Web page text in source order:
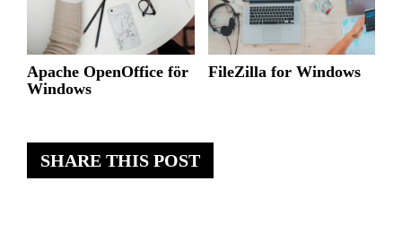
SHARE THIS POST
Apache OpenOffice för
Windows
FileZilla for Windows